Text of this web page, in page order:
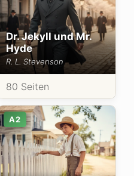
Dr. Jekyll und Mr.
Hyde
R. L. Stevenson
80 Seiten
A2